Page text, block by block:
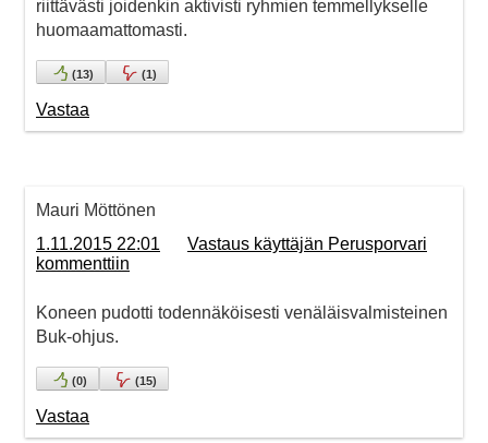
riittävästi joidenkin aktivisti ryhmien temmellykselle
huomaamattomasti.
(13) (1)
Vastaa
Mauri Möttönen
1.11.2015 22:01
Vastaus käyttäjän Perusporvari
kommenttiin
Koneen pudotti todennäköisesti venäläisvalmisteinen
Buk-ohjus.
(0) (15)
Vastaa